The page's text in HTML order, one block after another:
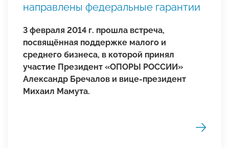
направлены федеральные гарантии
3 февраля 2014 г. прошла встреча,
посвящённая поддержке малого и
среднего бизнеса, в которой принял
участие Президент «ОПОРЫ РОССИИ»
Александр Бречалов и вице-президент
Михаил Мамута.